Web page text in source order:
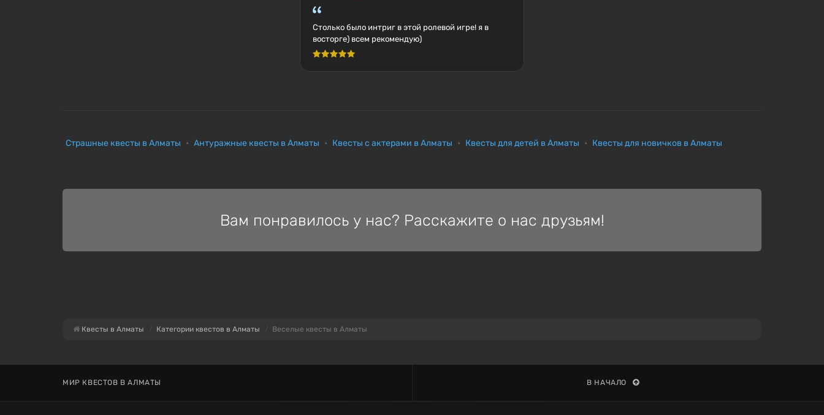
Столько было интриг в этой ролевой игре! я в
восторге) всем рекомендую)
Страшные квесты в Алматы Антуражные квесты в Алматы Квесты с актерами в Алматы Квесты для детей в Алматы Квесты для новичков в Алматы
Вам понравилось у нас? Расскажите о нас друзьям!
Квесты в Алматы Категории квестов в Алматы Веселые квесты в Алматы
МИР КВЕСТОВ В АЛМАТЫ В НАЧАЛО